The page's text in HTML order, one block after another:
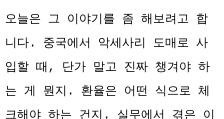
오늘은 그 이야기를 좀 해보려고 합
니다. 중국에서 악세사리 도매로 사
입할 때, 단가 말고 진짜 챙겨야 하
는 게 뭔지. 환율은 어떤 식으로 체
크해야 하는 건지. 실무에서 겪은 이